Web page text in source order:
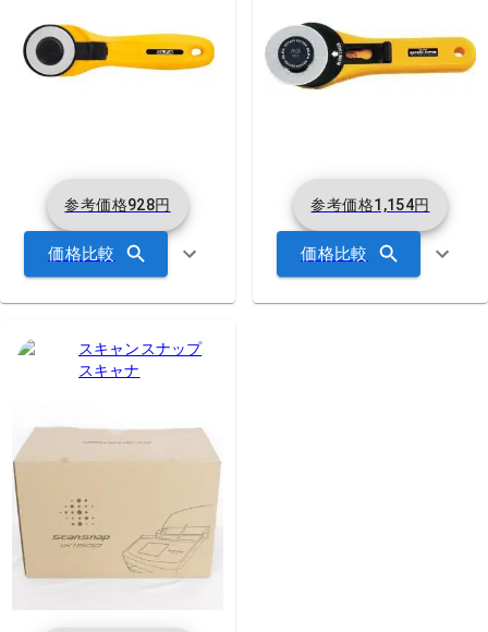
参考価格928円
価格比較
参考価格1,154円
価格比較
スキャンスナップ
スキャナ